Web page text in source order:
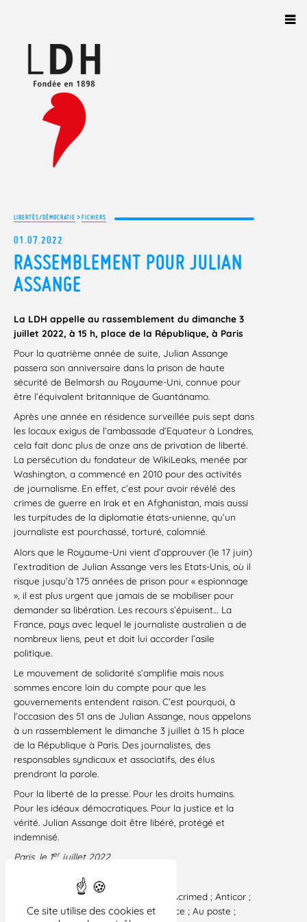
Ce site utilise des cookies et
LIBERTÉS/DÉMOCRATIE >FICHIERS
01.07.2022
RASSEMBLEMENT POUR JULIAN
ASSANGE
La LDH appelle au rassemblement du dimanche 3
juillet 2022, à 15 h, place de la République, à Paris
Pour la quatrième année de suite, Julian Assange
passera son anniversaire dans la prison de haute
sécurité de Belmarsh au Royaume-Uni, connue pour
être l’équivalent britannique de Guantánamo.
Après une année en résidence surveillée puis sept dans
les locaux exigus de l’ambassade d’Equateur à Londres,
cela fait donc plus de onze ans de privation de liberté.
La persécution du fondateur de WikiLeaks, menée par
Washington, a commencé en 2010 pour des activités
de journalisme. En effet, c’est pour avoir révélé des
crimes de guerre en Irak et en Afghanistan, mais aussi
les turpitudes de la diplomatie états-unienne, qu’un
journaliste est pourchassé, torturé, calomnié.
Alors que le Royaume-Uni vient d’approuver (le 17 juin)
l’extradition de Julian Assange vers les Etats-Unis, où il
risque jusqu’à 175 années de prison pour « espionnage
», il est plus urgent que jamais de se mobiliser pour
demander sa libération. Les recours s’épuisent… La
France, pays avec lequel le journaliste australien a de
nombreux liens, peut et doit lui accorder l’asile
politique.
Le mouvement de solidarité s’amplifie mais nous
sommes encore loin du compte pour que les
gouvernements entendent raison. C’est pourquoi, à
l’occasion des 51 ans de Julian Assange, nous appelons
à un rassemblement le dimanche 3 juillet à 15 h place
de la République à Paris. Des journalistes, des
responsables syndicaux et associatifs, des élus
prendront la parole.
Pour la liberté de la presse. Pour les droits humains.
Pour les idéaux démocratiques. Pour la justice et la
vérité. Julian Assange doit être libéré, protégé et
indemnisé.
Paris, le 1erjuillet 2022
LDH (Ligue des droits de l’Homme), Acrimed ; Anticor ;
Assange, l’ultime combat ; Attac France ; Au poste ;